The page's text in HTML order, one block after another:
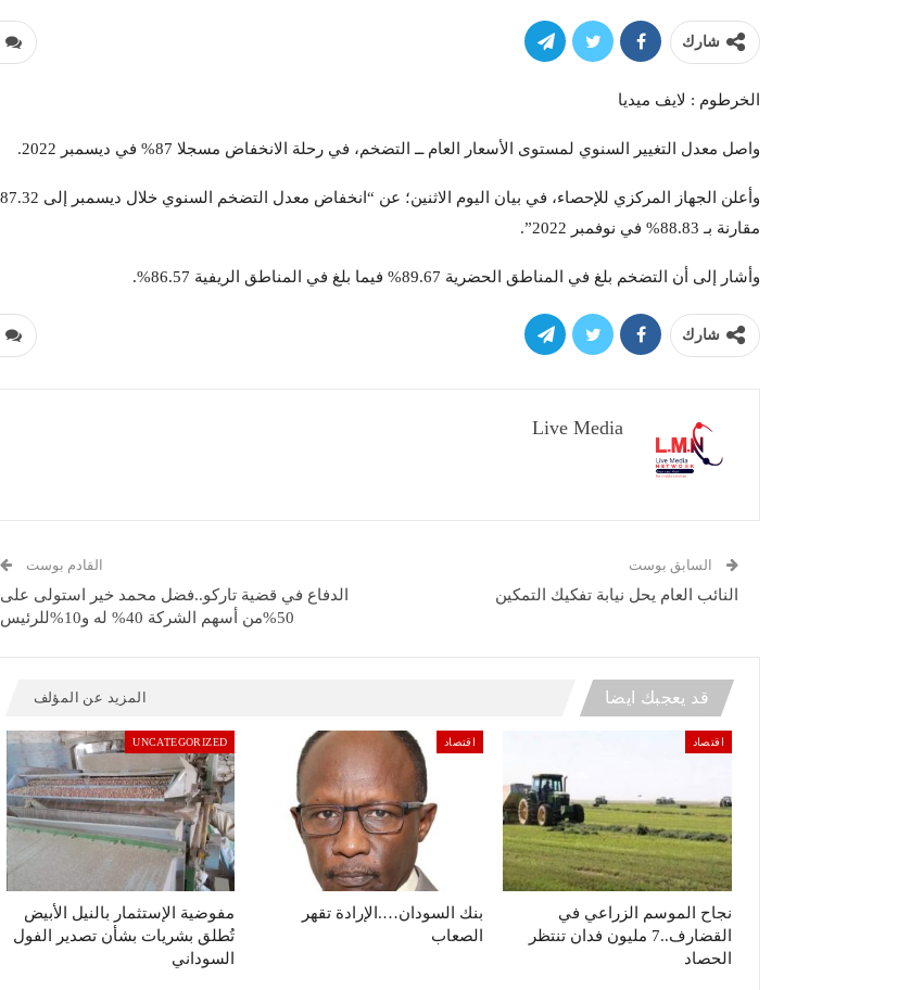
شارك
الخرطوم : لايف ميديا
واصل معدل التغيير السنوي لمستوى الأسعار العام ــ التضخم، في رحلة الانخفاض مسجلا 87% في ديسمبر 2022.
مقارنة بـ 88.83% في نوفمبر 2022”.
وأشار إلى أن التضخم بلغ في المناطق الحضرية 89.67% فيما بلغ في المناطق الريفية 86.57%.
شارك
Live Media
السابق بوست
النائب العام يحل نيابة تفكيك التمكين
القادم بوست
الدفاع في قضية تاركو..فضل محمد خير استولى على
50%من أسهم الشركة 40% له و10%للرئيس
قد يعجبك ايضا المزيد عن المؤلف
اقتصاد
نجاح الموسم الزراعي في
القضارف..7 مليون فدان تنتظر
الحصاد
اقتصاد
بنك السودان….الإرادة تقهر
الصعاب
UNCATEGORIZED
مفوضية الإستثمار بالنيل الأبيض
تُطلق بشريات بشأن تصدير الفول
السوداني